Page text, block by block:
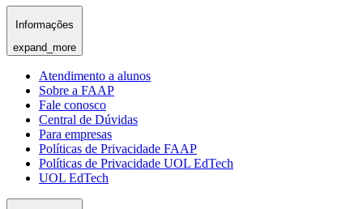
Informações
expand_more
Atendimento a alunos
Sobre a FAAP
Fale conosco
Central de Dúvidas
Para empresas
Políticas de Privacidade FAAP
Políticas de Privacidade UOL EdTech
UOL EdTech